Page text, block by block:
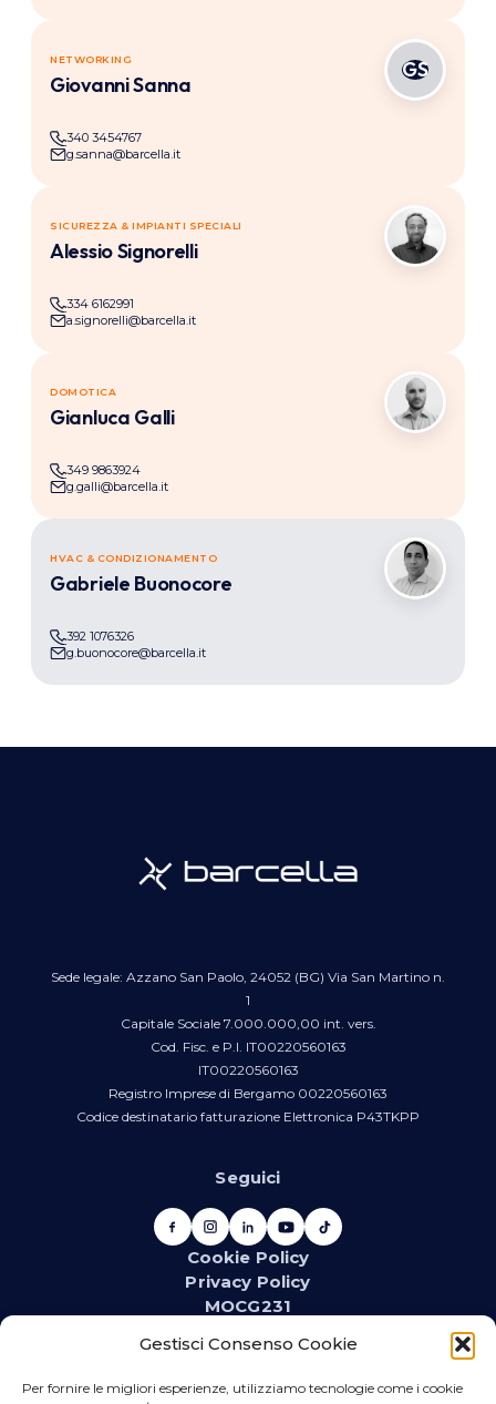
Gestisci Consenso Cookie
Per fornire le migliori esperienze, utilizziamo tecnologie come i cookie
NETWORKING
Giovanni Sanna
340 3454767
g.sanna@barcella.it
GS
SICUREZZA & IMPIANTI SPECIALI
Alessio Signorelli
334 6162991
a.signorelli@barcella.it
AS
DOMOTICA
Gianluca Galli
349 9863924
g.galli@barcella.it
GG
HVAC & CONDIZIONAMENTO
Gabriele Buonocore
392 1076326
g.buonocore@barcella.it
GB
Sede legale: Azzano San Paolo, 24052 (BG) Via San Martino n.
1
Capitale Sociale 7.000.000,00 int. vers.
Cod. Fisc. e P.I. IT00220560163
IT00220560163
Registro Imprese di Bergamo 00220560163
Codice destinatario fatturazione Elettronica P43TKPP
Seguici
Cookie Policy
Privacy Policy
MOCG231
promozioni, eventi e contenuti dedicati.